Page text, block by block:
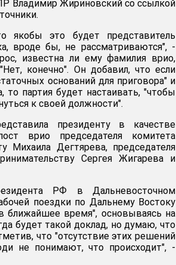
Владимир Жириновский со ссылкой
якобы это будет представитель
вроде бы, не рассматриваются", -
известна ли ему фамилия врио,
конечно". Он добавил, что если
оснований для приговора" и
то партия будет настаивать, "чтобы
к своей должности".
президенту в качестве
врио председателя комитета
Михаила Дегтярева, председателя
Сергея Жигарева и
РФ в Дальневосточном
поездки по Дальнему Востоку
ближайшее время", основываясь на
будет такой доклад, но думаю, что
что "отсутствие этих решений
не понимают, что происходит", -